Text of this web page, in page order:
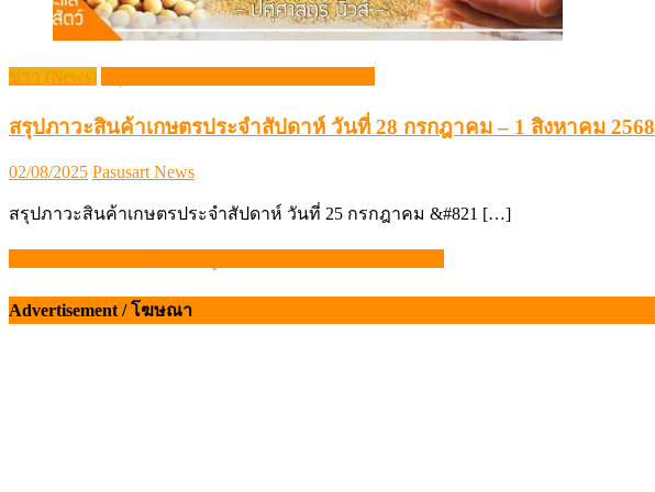
ข่าว (News)
สรุปภาวะสินค้าเกษตรประจำสัปดาห์ วันที่ 28 กรกฎาคม – 1 สิงหาคม 2568
Posted
02/08/2025 Author
Pasusart News
สรุปภาวะสินค้าเกษตรประจำสัปดาห์ วันที่ 25 กรกฎาคม &#821 […]
แนะแนว
เรื่อง
Advertisement / โฆษณา